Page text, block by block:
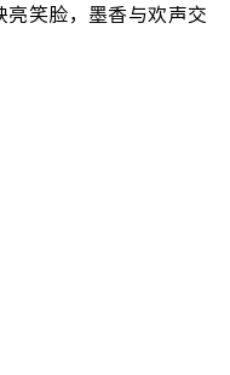
亮笑脸，墨香与欢声交